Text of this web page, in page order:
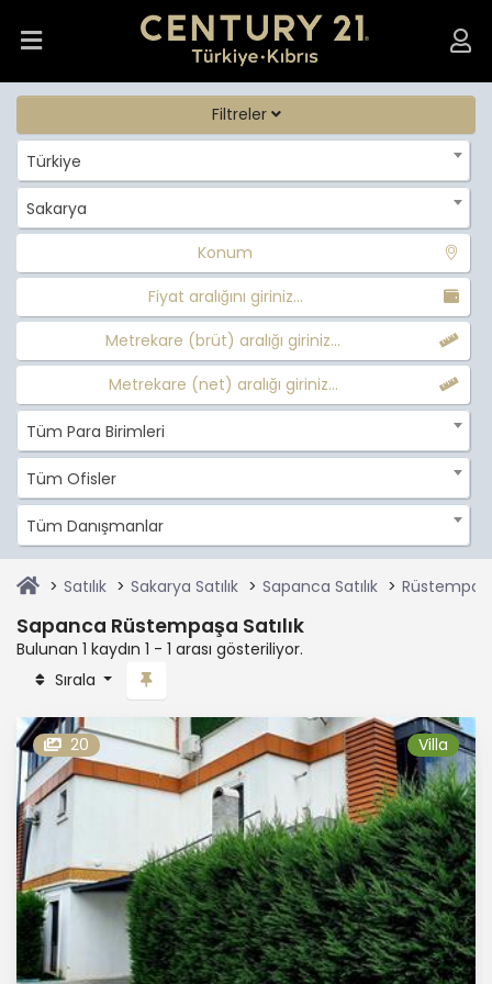
Filtreler
Türkiye
Sakarya
Konum
Fiyat aralığını giriniz...
Metrekare (brüt) aralığı giriniz...
Metrekare (net) aralığı giriniz...
Tüm Para Birimleri
Tüm Ofisler
Tüm Danışmanlar
Satılık Sakarya Satılık Sapanca Satılık
Sapanca Rüstempaşa Satılık
Bulunan 1 kaydın 1 - 1 arası gösteriliyor.
Sırala
20 Villa